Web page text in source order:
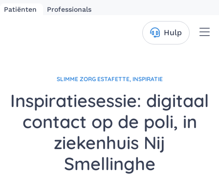
Patiënten Professionals
Hulp
SLIMME ZORG ESTAFETTE, INSPIRATIE
Inspiratiesessie: digitaal
contact op de poli, in
ziekenhuis Nij
Smellinghe